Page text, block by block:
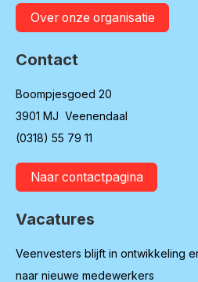
Over onze organisatie
Contact
Boompjesgoed 20
3901 MJ Veenendaal
(0318) 55 79 11
Naar contactpagina
Vacatures
Veenvesters blijft in ontwikkeling
naar nieuwe medewerkers